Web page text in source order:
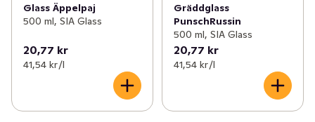
Glass Äppelpaj
500 ml, SIA Glass
20,77 kr
41,54 kr /l
Gräddglass
PunschRussin
500 ml, SIA Glass
20,77 kr
41,54 kr /l